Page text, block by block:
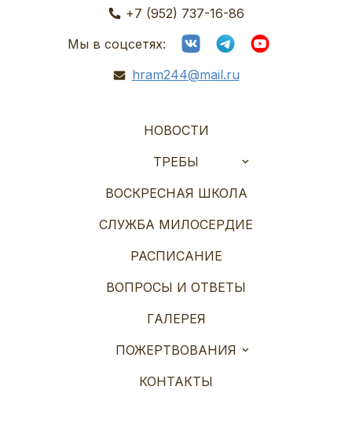
+7 (952) 737-16-86
Мы в соцсетях:
hram244@mail.ru
НОВОСТИ
ТРЕБЫ
ВОСКРЕСНАЯ ШКОЛА
СЛУЖБА МИЛОСЕРДИЕ
РАСПИСАНИЕ
ВОПРОСЫ И ОТВЕТЫ
ГАЛЕРЕЯ
ПОЖЕРТВОВАНИЯ
КОНТАКТЫ